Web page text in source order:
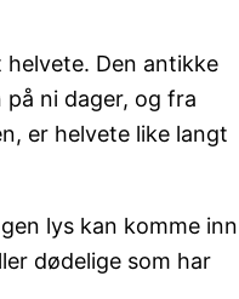
Den antikke
ni dager, og fra
er helvete like langt
lys kan komme
dødelige som har